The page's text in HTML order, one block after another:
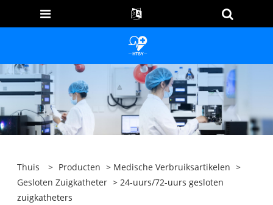
Thuis > Producten > Medische Verbruiksartikelen >
Gesloten Zuigkatheter > 24-uurs/72-uurs gesloten
zuigkatheters